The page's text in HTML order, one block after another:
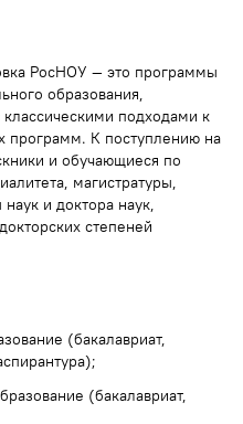
РосНОУ — это программы
образования,
классическими подходами к
программ. К поступлению на
и обучающиеся по
магистратуры,
и доктора наук,
степеней
(бакалавриат,
(бакалавриат,